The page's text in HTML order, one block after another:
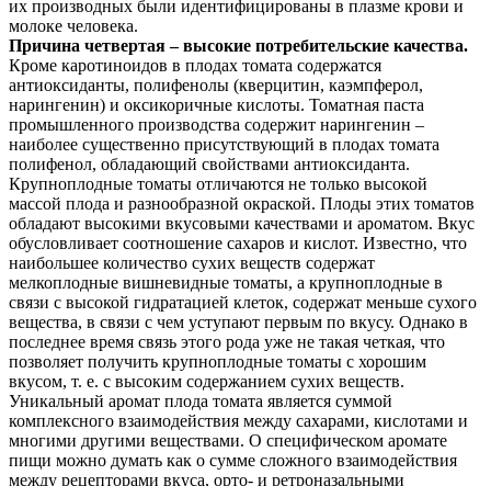
их производных были идентифицированы в плазме крови и
молоке человека.
Причина четвертая – высокие потребительские качества.
Кроме каротиноидов в плодах томата содержатся
антиоксиданты, полифенолы (кверцитин, каэмпферол,
нарингенин) и оксикоричные кислоты. Томатная паста
промышленного производства содержит нарингенин –
наиболее существенно присутствующий в плодах томата
полифенол, обладающий свойствами антиоксиданта.
Крупноплодные томаты отличаются не только высокой
массой плода и разнообразной окраской. Плоды этих томатов
обладают высокими вкусовыми качествами и ароматом. Вкус
обусловливает соотношение сахаров и кислот. Известно, что
наибольшее количество сухих веществ содержат
мелкоплодные вишневидные томаты, а крупноплодные в
связи с высокой гидратацией клеток, содержат меньше сухого
вещества, в связи с чем уступают первым по вкусу. Однако в
последнее время связь этого рода уже не такая четкая, что
позволяет получить крупноплодные томаты с хорошим
вкусом, т. е. с высоким содержанием сухих веществ.
Уникальный аромат плода томата является суммой
комплексного взаимодействия между сахарами, кислотами и
многими другими веществами. О специфическом аромате
пищи можно думать как о сумме сложного взаимодействия
между рецепторами вкуса, орто- и ретроназальными